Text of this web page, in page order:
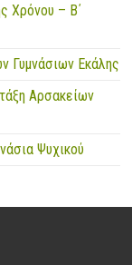
Χρόνου – Β΄
Γυμνάσιων Εκάλης
Αρσακείων
Ψυχικού